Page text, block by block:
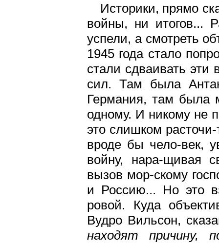
Историки, прямо
войны, ни итогов...
успели, а смотреть
1945 года стало
стали сдваивать
сил. Там была
Германия, там была
одному. И никому не
это слишком
вроде бы чело-век,
войну, нара-щивая
вызов мор-скому
и Россию... Но это
ровой. Куда
Вудро Вильсон,
находят причину,